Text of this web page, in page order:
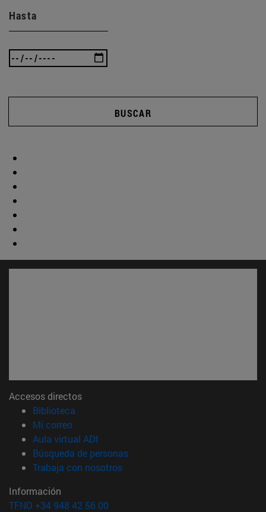
Hasta
BUSCAR
Accesos directos
Biblioteca
Mi correo(abre en nueva ventana)
Aula virtual ADI
Búsqueda de personas(abre en nueva ventana)
Trabaja con nosotros(abre en nueva ventana)
Información
TFNO +34 948 42 56 00